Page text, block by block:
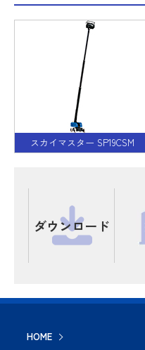
スカイマスター SP19CSM
ダウンロード
HOME